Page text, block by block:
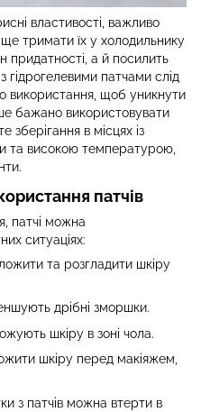
властивості, важливо
тримати їх у холодильнику
придатності, а й посилить
патчами слід
використання, щоб уникнути
бажано використовувати
зберігання в місцях із
та високою температурою,
патчів
патчі можна
ситуаціях:
та розгладити шкіру
дрібні зморшки.
шкіру в зоні чола.
шкіру перед макіяжем,
з патчів можна втерти в